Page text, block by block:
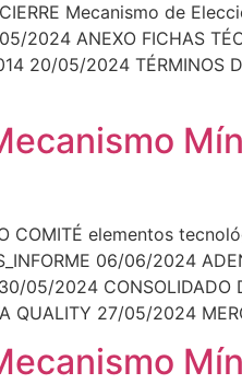
Mecanismo de
2024 ANEXO FICHAS
20/05/2024
COMITÉ elementos
06/06/2024
05/2024
QUALITY 27/05/2024